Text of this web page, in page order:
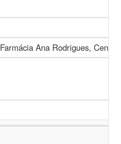
Farmácia Ana Rodrigues,